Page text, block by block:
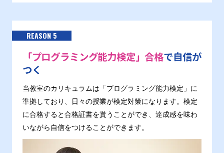
REASON 5
「プログラミング能力検定」合格で自信が
つく
当教室のカリキュラムは「プログラミング能力検定」に
準拠しており、日々の授業が検定対策になります。検定
に合格すると合格証書を貰うことができ、達成感を味わ
いながら自信をつけることができます。